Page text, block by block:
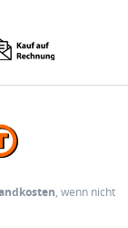
, wenn nicht